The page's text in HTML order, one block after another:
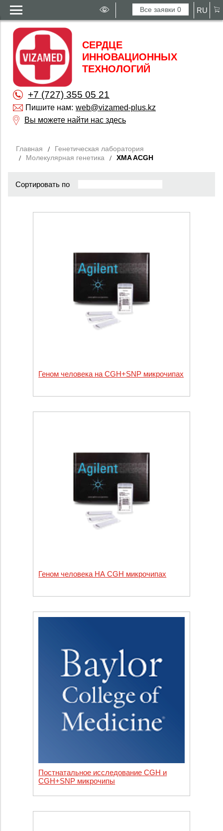
Все заявки0 RU
СЕРДЦЕ
ИННОВАЦИОННЫХ
ТЕХНОЛОГИЙ
+7 (727) 355 05 21
Пишите нам: web@vizamed-plus.kz
Вы можете найти нас здесь
Главная
Генетическая лаборатория
Молекулярная генетика
XMA ACGH
Сортировать по
Геном человека на CGH+SNP микрочипах
Геном человека НА CGH микрочипах
Постнатальное исследование CGH и
CGH+SNP микрочипы